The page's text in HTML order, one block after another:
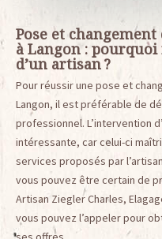
Pose et
à Langon :
d’un artisan ?
Pour réussir une pose et
Langon, il est préférable de
professionnel. L’intervention
intéressante, car celui-ci
services proposés par
vous pouvez être certain de
Artisan Ziegler Charles,
vous pouvez l’appeler pour